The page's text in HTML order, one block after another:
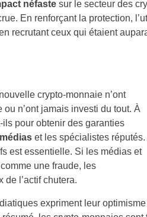
néfaste sur le secteur des
En renforçant la protection,
recrutant ceux qui étaient
crypto-monnaie n’ont
n’ont jamais investi du tout. À
pour obtenir des garanties
et les spécialistes réputés.
est essentielle. Si les médias et
une fraude, les
de l’actif chutera.
expriment leur